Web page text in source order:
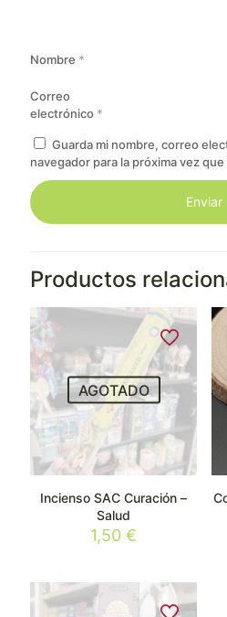
Nombre *
Correo
electrónico *
Guarda mi nombre, correo
navegador para la próxima vez
Productos
AGOTADO
Incienso SAC Curación –
Salud
1,50€